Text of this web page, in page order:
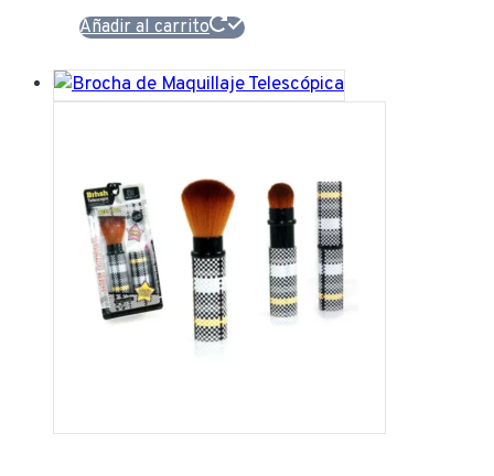
Añadir al carrito